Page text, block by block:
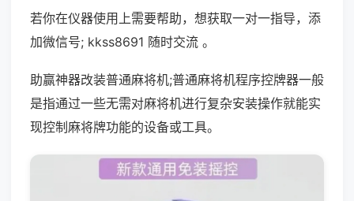
若你在仪器使用上需要帮助，想获取一对一指导，添
加微信号; kkss8691 随时交流 。
助赢神器改装普通麻将机;普通麻将机程序控牌器一般
是指通过一些无需对麻将机进行复杂安装操作就能实
现控制麻将牌功能的设备或工具。